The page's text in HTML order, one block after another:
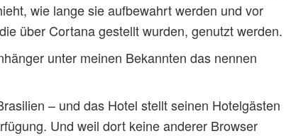
wie lange sie aufbewahrt werden und vor
über Cortana gestellt wurden, genutzt werden.
unter meinen Bekannten das nennen
– und das Hotel stellt seinen Hotelgästen
Und weil dort keine anderer Browser